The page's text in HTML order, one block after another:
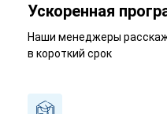
Ускоренная
Наши менеджеры
в короткий срок